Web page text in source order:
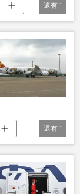
還有 1
還有 1